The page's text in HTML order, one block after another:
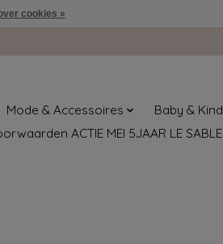
Mode & Accessoires
Baby & Kind
ACTIE MEI 5JAAR LE SABLE
cookies »